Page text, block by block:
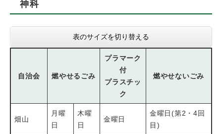
神科
表のサイズを切り替える
自治会 燃やせるごみ
プラマーク
付
プラスチッ
ク
燃やせないごみ
畑山
月曜
日
木曜
日
金曜日
金曜日(第2・4回
目)